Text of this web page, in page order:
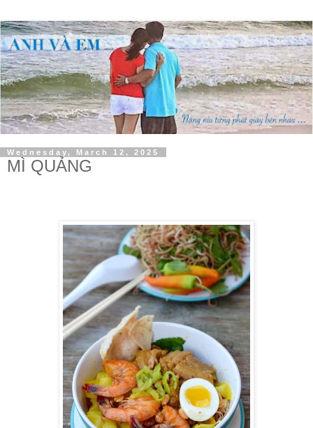
Wednesday, March 12, 2025
MÌ QUẢNG